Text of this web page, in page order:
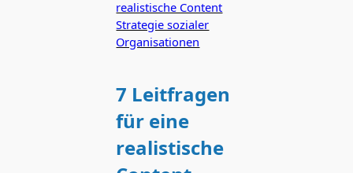
7 Leitfragen
für eine
realistische